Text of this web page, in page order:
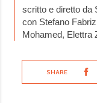
scritto e diretto da
con Stefano
Mohamed, Elettra
SHARE